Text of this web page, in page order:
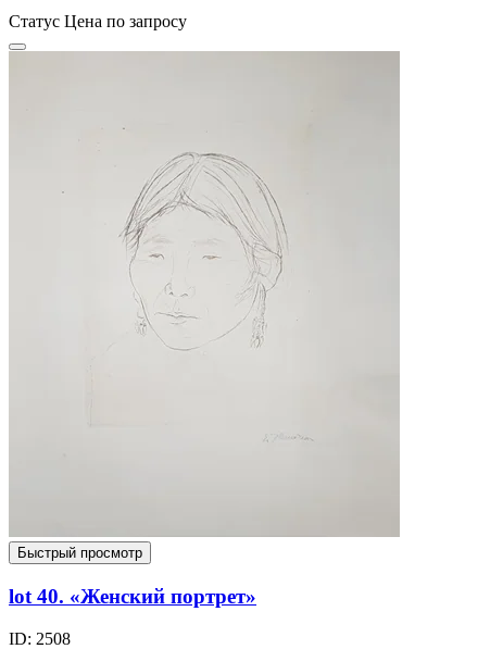
Статус Цена по запросу
Быстрый просмотр
lot 40. «Женский портрет»
ID: 2508